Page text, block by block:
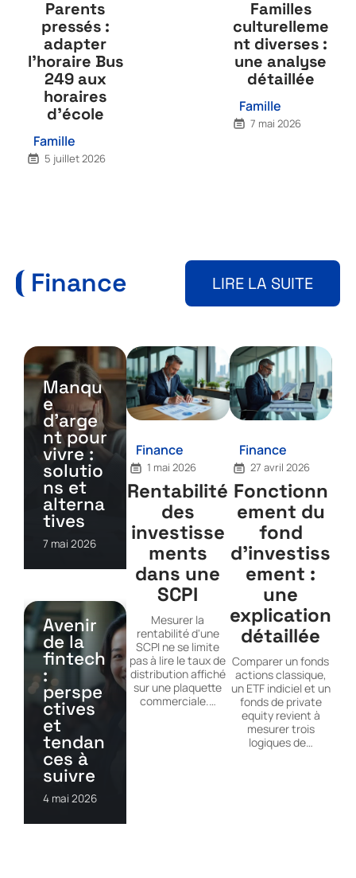
Parents
pressés :
adapter
l’horaire Bus
249 aux
horaires
d’école
Famille
5 juillet 2026
Familles
culturelleme
nt diverses :
une analyse
détaillée
Famille
7 mai 2026
Finance LIRE LA SUITE
Manqu
e
d’arge
nt pour
vivre :
solutio
ns et
alterna
tives
7 mai 2026
Avenir
de la
fintech
:
perspe
ctives
et
tendan
ces à
suivre
4 mai 2026
Finance
1 mai 2026
Rentabilité
des
investisse
ments
dans une
SCPI
Mesurer la
rentabilité d'une
SCPI ne se limite
pas à lire le taux de
distribution affiché
sur une plaquette
commerciale.…
Finance
27 avril 2026
Fonctionn
ement du
fond
d’investiss
ement :
une
explication
détaillée
Comparer un fonds
actions classique,
un ETF indiciel et un
fonds de private
equity revient à
mesurer trois
logiques de…